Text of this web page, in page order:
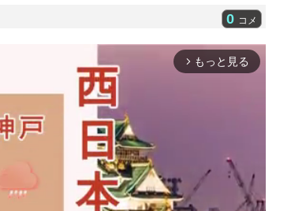
0 コメ
arrow_forward_ios もっと見る